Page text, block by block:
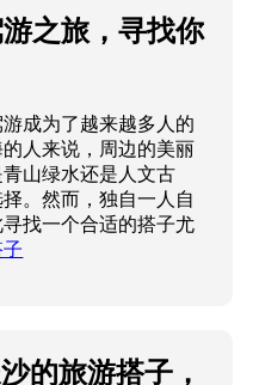
之旅，寻找你
成为了越来越多人的
人来说，周边的美丽
山绿水还是人文古
。然而，独自一人自
找一个合适的搭子尤
子
的旅游搭子，